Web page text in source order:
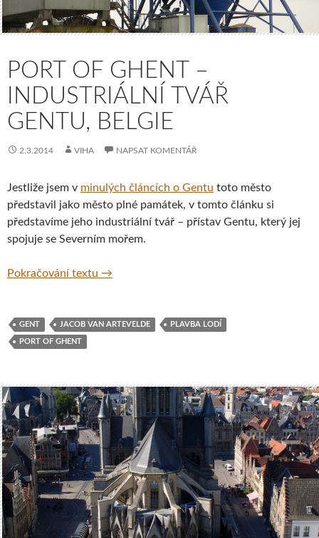
PORT OF GHENT –
INDUSTRIÁLNÍ TVÁŘ
GENTU, BELGIE
2.3.2014 VIHA NAPSAT KOMENTÁŘ
Jestliže jsem v minulých článcích o Gentu toto město
představil jako město plné památek, v tomto článku si
představíme jeho industriální tvář – přístav Gentu, který jej
spojuje se Severním mořem.
Pokračování textu Port of Ghent – industriální tvář Gentu,
→
GENT JACOB VAN ARTEVELDE PLAVBA LODÍ
PORT OF GHENT